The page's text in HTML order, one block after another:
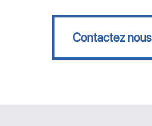
Contactez nous
Contactez nous